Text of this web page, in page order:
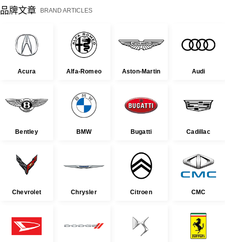
品牌文章 BRAND ARTICLES
Acura Alfa-Romeo Aston-Martin Audi
Bentley BMW Bugatti Cadillac
Chevrolet Chrysler Citroen CMC